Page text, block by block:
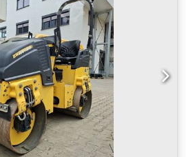
mm, Hoogte: 3.020 mm,
Max. gewicht: 20.930 kg,
L06, Motorvermogen: 150 kW /
2.200 tpm, Bandenmaat:
rijsnelheid: 13 km/u, EasyDrive
(SN), Hydrostatische
vibratiesterkte, Noodstop,
ROPS/FOBS-cabine, Radio
LCD-scherm,